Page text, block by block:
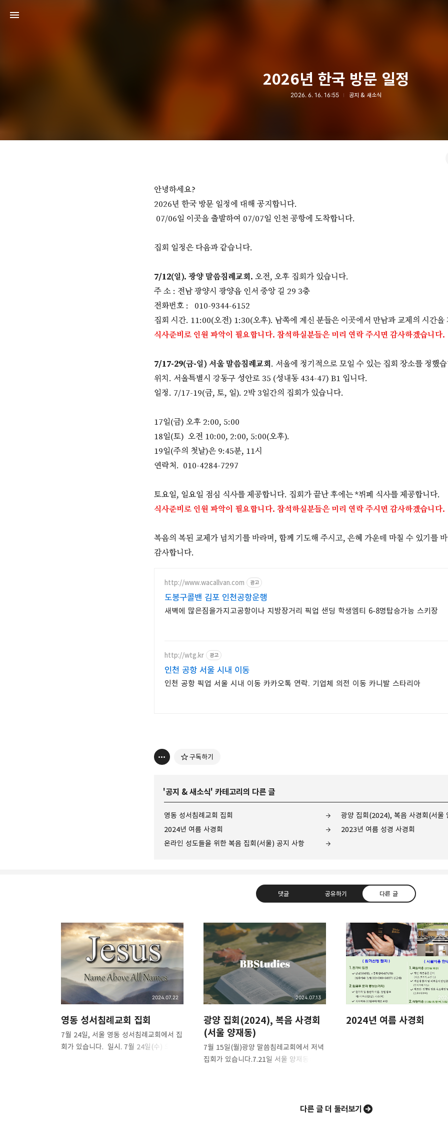
2026년 한국 방문 일정
2026. 6. 16. 16:55 공지 & 새소식
안녕하세요?
2026년 한국 방문 일정에 대해 공지합니다.
07/06일 이곳을 출발하여 07/07일 인천 공항에 도착합니다.
집회 일정은 다음과 같습니다.
7/12(일). 광양 말씀침례교회. 오전, 오후 집회가 있습니다.
주 소 : 전남 광양시 광양읍 인서 중앙 길 29 3층
전화번호 : 010-9344-6152
집회 시간. 11:00(오전) 1:30(오후). 남쪽에 계신 분들은 이곳에서 만남과 교제의 시간
식사준비로 인원 파악이 필요합니다. 참석하실분들은 미리 연락 주시면 감사하겠습니다.
7/17-29(금-일) 서울 말씀침례교회. 서울에 정기적으로 모일 수 있는 집회 장소를 정했
위치. 서울특별시 강동구 성안로 35 (성내동 434-47) B1 입니다.
일정. 7/17-19(금, 토, 일). 2박 3일간의 집회가 있습니다.
17일(금) 오후 2:00, 5:00
18일(토) 오전 10:00, 2:00, 5:00(오후).
19일(주의 첫날)은 9:45분, 11시
연락처. 010-4284-7297
토요일, 일요일 점심 식사를 제공합니다. 집회가 끝난 후에는 *뷔페 식사를 제공합니다.
식사준비로 인원 파악이 필요합니다. 참석하실분들은 미리 연락 주시면 감사하겠습니다.
복음의 복된 교제가 넘치기를 바라며, 함께 기도해 주시고, 은혜 가운데 마칠 수 있기를
감사합니다.
http://www.wacallvan.com 광고
도봉구콜밴 김포 인천공항운행
새벽에 많은짐을가지고공항이나 지방장거리 픽업 샌딩 학생엠티 6-8명탑승가능 스키장
http://wtg.kr 광고
인천 공항 서울 시내 이동
인천 공항 픽업 서울 시내 이동 카카오톡 연락. 기업체 의전 이동 카니발 스타리아
구독하기
'공지 & 새소식' 카테고리의 다른 글
영동 성서침례교회 집회
광양 집회(2024), 복음 사경회(서울
2024년 여름 사경회
2023년 여름 성경 사경회
온라인 성도들을 위한 복음 집회(서울) 공지 사항
댓글 공유하기 다른 글
❏말씀침례교회 ❏AV1611.net ❏Peter Yoon
Graceful, Wonderful, Powerful, Inspirational preaching!!
구독하기
구독하기 카카오톡 트위터 Facebook 카카오스토
네이버 블로그 Pocket Evernote
영동 성서침례교회 집회
2024.07.22
7월 24일, 서울 영동 성서침례교회에서 집
회가 있습니다. 일시. 7월 24일(수) 오후
광양 집회(2024), 복음 사경회
(서울 양재동)
2024.07.13
7월 15일(월)광양 말씀침레교회에서 저녁
집회가 있습니다.7.21일 서울 양재동(aT
2024년 여름 사경회
다른 글 더 둘러보기